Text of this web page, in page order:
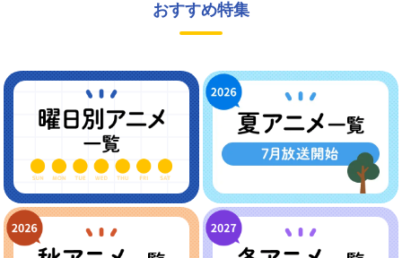
おすすめ特集